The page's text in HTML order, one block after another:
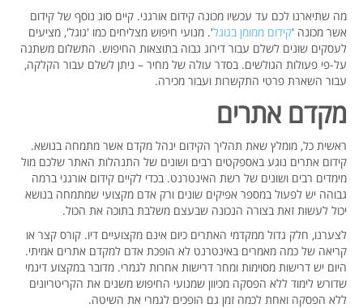
מה שתיארנו לכם עד עכשיו מכונה קידום אורגני. קיים סוג נוסף של קידום
אשר מכונה 'קידום ממומן בגוגל'. מנועי חיפוש מצליחים כמו 'גוגל', מציעים
לעסקים שונים לשלם עבור דירוג גבוה בתוצאות החיפוש. התשלום משתנה
על-פי פעולות הגולשים. בסדר עולה של מחיר – ניתן לשלם עבור הקלקה,
עבור השארת פרטי התקשרות ועבור מכירה.
מקדם אתרים
ראשית כל, מומלץ שאת תהליך הקידום ינהל מקדם אשר מתמחה בנושא.
קידום אתרים נוגע באספקטים רבים ושונים של התנהלות האתר שלכם מול
מימדים רבים ושונים של רשת האינטרנט. בכדי לקיים קידום אורגני ברמה
גבוהה יש לפעול במספר אפיקים שונים ורק אדם מקצועי שמתמחה בנושא
יכול לעשות זאת בצורה הנכונה שבעצם משלבת בתוכה את הכול.
לצערנו, חלק גדול ממקדמי האתרים כיום אינם מקצועיים דיו. קורס קצר או
קריאה של כמה מאמרים באינטרנט לא הופכת אדם למקדם אתרים אמיתי.
היום יש דרישות מסוימות ומחר דרישות אחרות לגמרי. מדובר במקצוע דינמי
שדורש לימוד ללא הפסקה מכיוון שמנועי החיפוש משנים את הקריטריונים
ללא הפסקה ואחת לכמה זמן גם הופכים לגמרי את השיטה.